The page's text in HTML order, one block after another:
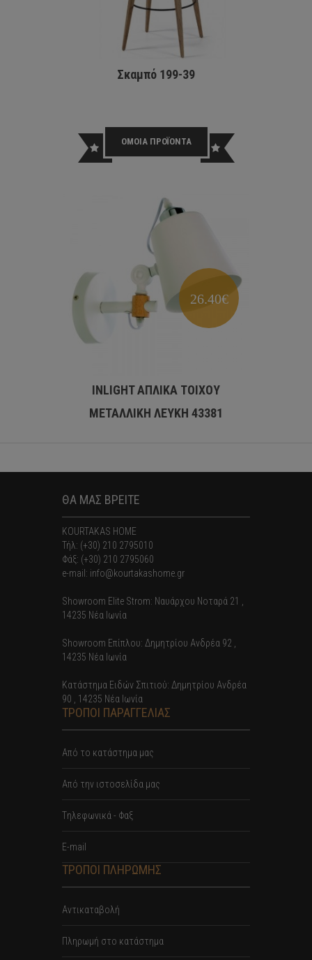
Σκαμπό 199-39
ΟΜΟΙΑ ΠΡΟΪΟΝΤΑ
26.40€
INLIGHT ΑΠΛΙΚΑ ΤΟΙΧΟΥ
ΜΕΤΑΛΛΙΚΗ ΛΕΥΚΗ 43381
ΘΑ ΜΑΣ ΒΡΕΙΤΕ
KOURTAKAS HOME
Τήλ: (+30) 210 2795010
Φάξ: (+30) 210 2795060
e-mail: info@kourtakashome.gr
Showroom Elite Strom: Nαυάρχου Νοταρά 21 ,
14235 Νέα Ιωνία
Showroom Επίπλου: Δημητρίου Ανδρέα 92 ,
14235 Νέα Ιωνία
Κατάστημα Ειδών Σπιτιού: Δημητρίου Ανδρέα
90 , 14235 Νέα Ιωνία
ΤΡΟΠΟΙ ΠΑΡΑΓΓΕΛΙΑΣ
Από το κατάστημα μας
Από την ιστοσελίδα μας
Tηλεφωνικά - Φαξ
E-mail
ΤΡΟΠΟΙ ΠΛΗΡΩΜΗΣ
Αντικαταβολή
Πληρωμή στο κατάστημα